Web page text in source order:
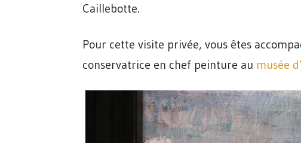
Caillebotte.
Pour cette visite privée, vous êtes
conservatrice en chef peinture au musée